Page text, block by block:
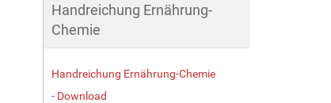
Handreichung Ernährung-
Chemie
Handreichung Ernährung-Chemie
- Download